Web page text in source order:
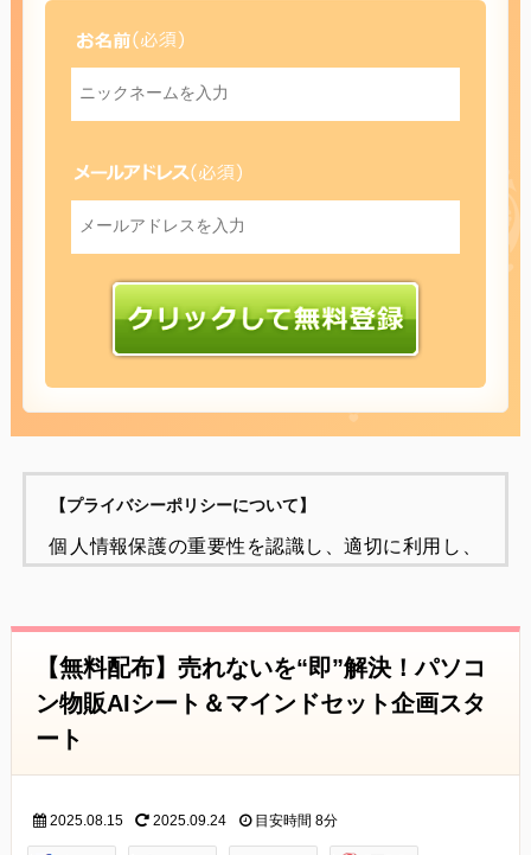
【プライバシーポリシーについて】
個人情報保護の重要性を認識し、適切に利用し、
個人情報の定義
個人情報とは、個人に関する情報であり、氏名、
生年月日、性別、電話番号、
人を識別し得る情報をいいます。
【無料配布】売れないを“即”解決！パソコ
ン物販AIシート＆マインドセット企画スタ
ート
2025.08.15 2025.09.24 目安時間 8分